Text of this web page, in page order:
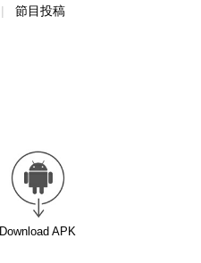
節目投稿
Download APK